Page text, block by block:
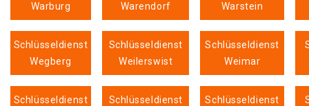
Warburg
Warendorf
Warstein
Schlüsseldienst
Wegberg
Schlüsseldienst
Weilerswist
Schlüsseldienst
Weimar
Schlüsseldienst
Schlüsseldienst
Schlüsseldienst